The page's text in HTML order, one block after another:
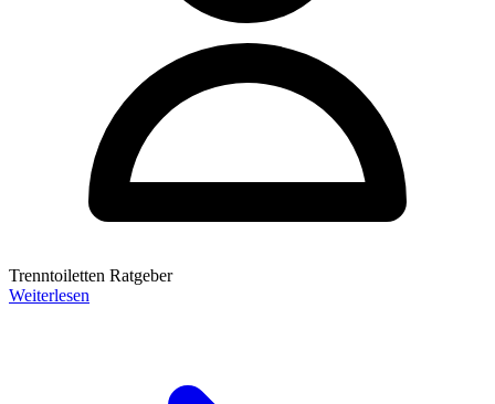
Trenntoiletten Ratgeber
Weiterlesen